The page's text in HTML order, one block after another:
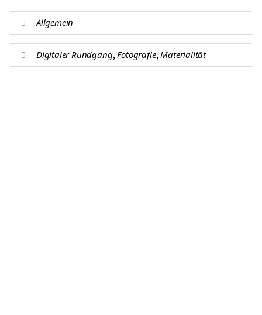
Allgemein
Digitaler Rundgang,Fotografie,Materialität